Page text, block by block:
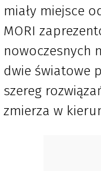
miały miejsce
MORI
nowoczesnych
dwie światowe
szereg
zmierza w